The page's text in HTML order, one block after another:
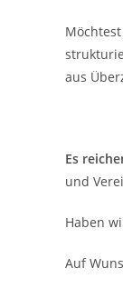
aus
Es
und
Haben
Auf